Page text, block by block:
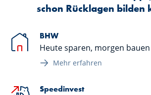
schon Rücklagen bilden
BHW
Heute sparen, morgen bauen
Mehr erfahren
Speedinvest